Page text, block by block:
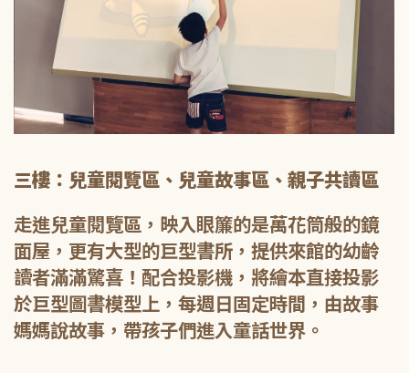
三樓：兒童閱覽區、兒童故事區、親子共讀區
走進兒童閱覽區，映入眼簾的是萬花筒般的鏡
面屋，更有大型的巨型書所，提供來館的幼齡
讀者滿滿驚喜！配合投影機，將繪本直接投影
於巨型圖書模型上，每週日固定時間，由故事
媽媽說故事，帶孩子們進入童話世界。